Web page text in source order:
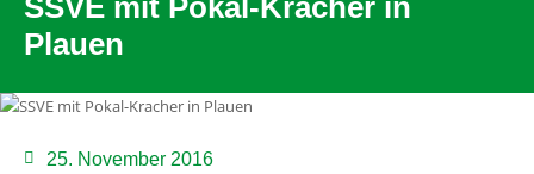
SSVE mit Pokal-Kracher in
Plauen
25. November 2016